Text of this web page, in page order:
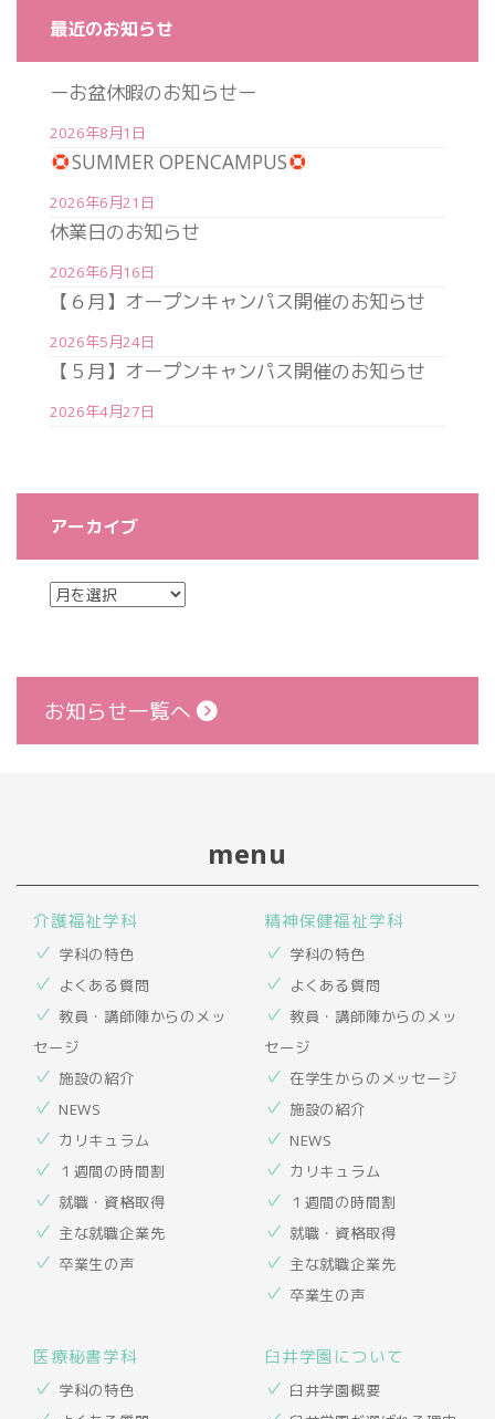
最近のお知らせ
ーお盆休暇のお知らせー
2026年8月1日
SUMMER OPENCAMPUS
2026年6月21日
休業日のお知らせ
2026年6月16日
【６月】オープンキャンパス開催のお知らせ
2026年5月24日
【５月】オープンキャンパス開催のお知らせ
2026年4月27日
アーカイブ
お知らせ一覧へ
menu
介護福祉学科
学科の特色
よくある質問
教員・講師陣からのメッ
セージ
施設の紹介
NEWS
カリキュラム
１週間の時間割
就職・資格取得
主な就職企業先
卒業生の声
精神保健福祉学科
学科の特色
よくある質問
教員・講師陣からのメッ
セージ
在学生からのメッセージ
施設の紹介
NEWS
カリキュラム
１週間の時間割
就職・資格取得
主な就職企業先
卒業生の声
医療秘書学科
学科の特色
臼井学園について
臼井学園概要